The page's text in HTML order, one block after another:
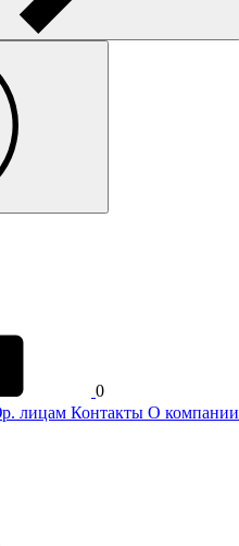
0
лицам Контакты О компании